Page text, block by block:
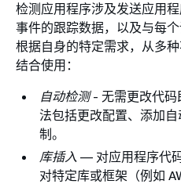
检测应用程序涉及发送应用
事件的跟踪数据，以及与每
根据自身的特定需求，从多
结合使用：
自动检测- 无需更改代码
法包括更改配置、添加
制。
库插入 — 对应用程序代
对特定库或框架（例如